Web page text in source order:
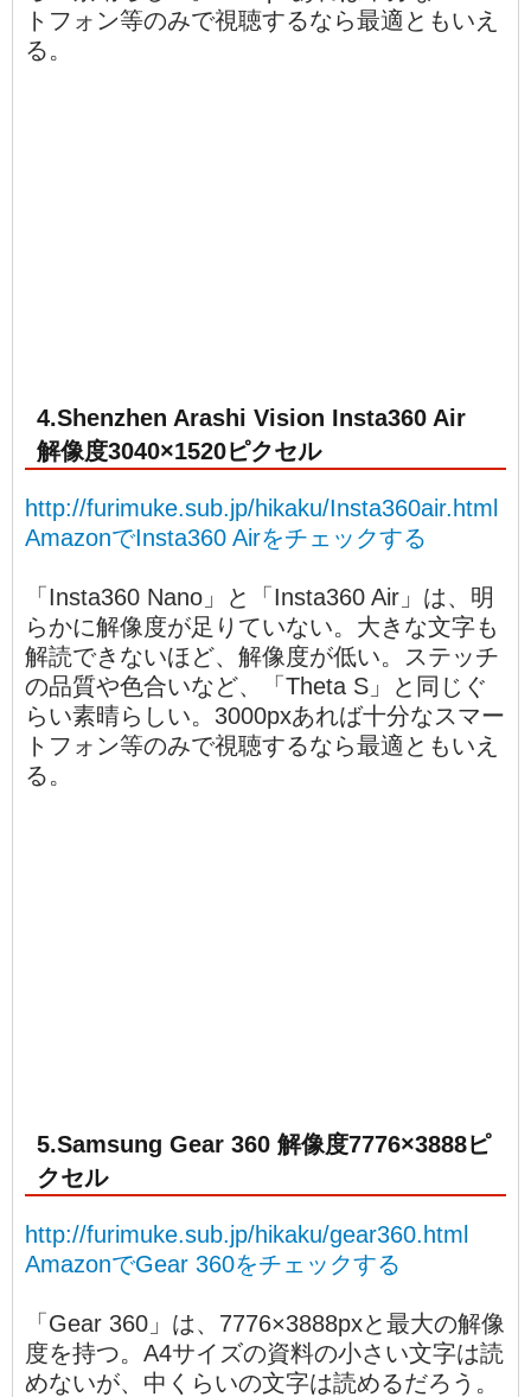
トフォン等のみで視聴するなら最適ともいえ
る。
4.Shenzhen Arashi Vision Insta360 Air
解像度3040×1520ピクセル
http://furimuke.sub.jp/hikaku/Insta360air.html
AmazonでInsta360 Airをチェックする
「Insta360 Nano」と「Insta360 Air」は、明
らかに解像度が足りていない。大きな文字も
解読できないほど、解像度が低い。ステッチ
の品質や色合いなど、「Theta S」と同じぐ
らい素晴らしい。3000pxあれば十分なスマー
トフォン等のみで視聴するなら最適ともいえ
る。
5.Samsung Gear 360 解像度7776×3888ピ
クセル
http://furimuke.sub.jp/hikaku/gear360.html
AmazonでGear 360をチェックする
「Gear 360」は、7776×3888pxと最大の解像
度を持つ。A4サイズの資料の小さい文字は読
めないが、中くらいの文字は読めるだろう。